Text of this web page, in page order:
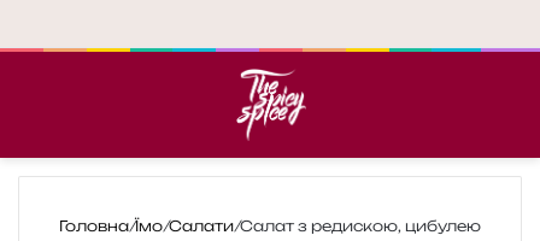
Головна/Їмо/Салати/Салат з редискою, цибулею